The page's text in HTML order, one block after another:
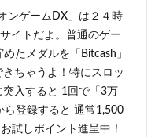
ンゲームDX」は２４時
イトだよ。普通のゲー
たメダルを「Bitcash」
ちゃうよ！特にスロッ
突入すると 1回で「3万
ら登録すると 通常1,500
試しポイント進呈中！